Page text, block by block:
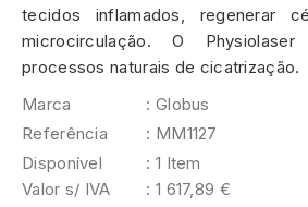
tecidos inflamados, regenerar
microcirculação. O
processos naturais de cicatrização.
Marca
: Globus
Referência
: MM1127
Disponível
: 1 Item
Valor s/ IVA
: 1 617,89 €